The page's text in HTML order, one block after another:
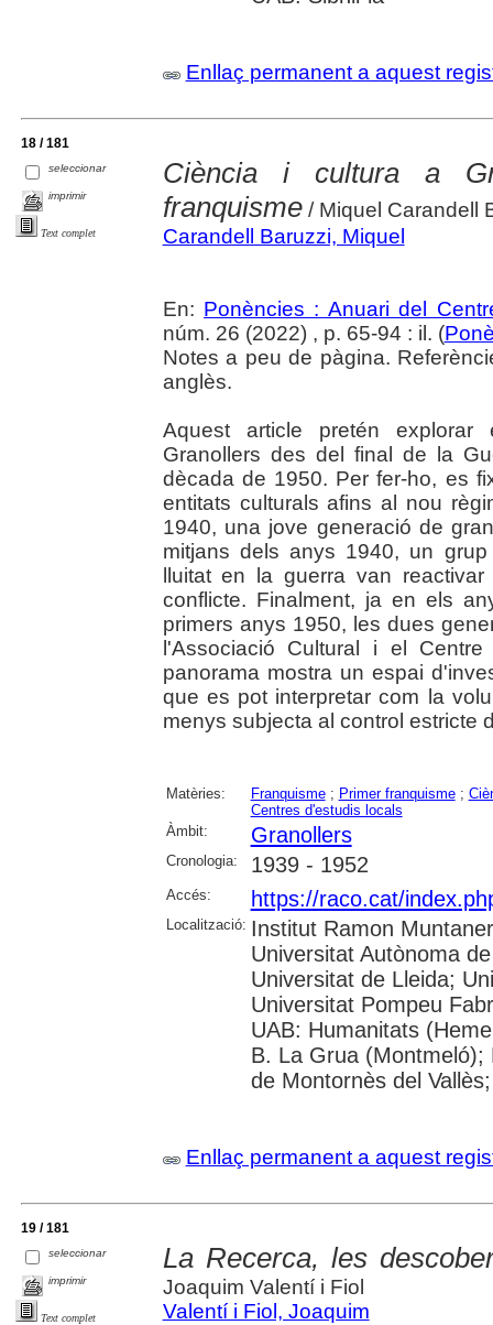
Enllaç permanent a aquest
18 / 181
seleccionar
imprimir
Text complet
Ciència i cultura a
franquisme/ Miquel Carandell
Carandell Baruzzi, Miquel
En: Ponències : Anuari del
núm. 26 (2022) , p. 65-94 : il. (
Notes a peu de pàgina.
anglès.
Aquest article pretén
Granollers des del final de la
dècada de 1950. Per fer-ho, es
entitats culturals afins al nou
1940, una jove generació de
mitjans dels anys 1940, un
lluitat en la guerra van
conflicte. Finalment, ja en els
primers anys 1950, les dues
l'Associació Cultural i el
panorama mostra un espai
que es pot interpretar com la
menys subjecta al control estricte
Matèries: Franquisme; Primer franquisme;
Centres d'estudis locals
Àmbit:
Granollers
Cronologia: 1939 - 1952
Accés: https://raco.cat/
Localització: Institut Ramon
Universitat Autònoma
Universitat de Lleida;
Universitat Pompeu
UAB: Humanitats
B. La Grua (Montmeló);
de Montornès del
Enllaç permanent a aquest
19 / 181
seleccionar
imprimir
Text complet
La Recerca, les
Joaquim Valentí i Fiol
Valentí i Fiol, Joaquim